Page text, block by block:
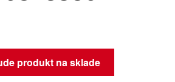
produkt na sklade